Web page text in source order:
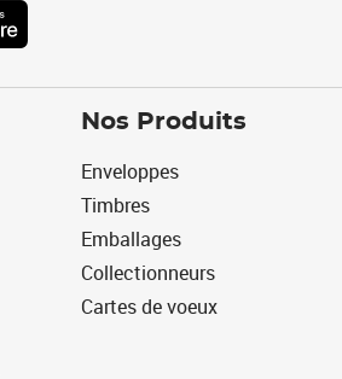
Nos Produits
Enveloppes
Timbres
Emballages
Collectionneurs
Cartes de voeux